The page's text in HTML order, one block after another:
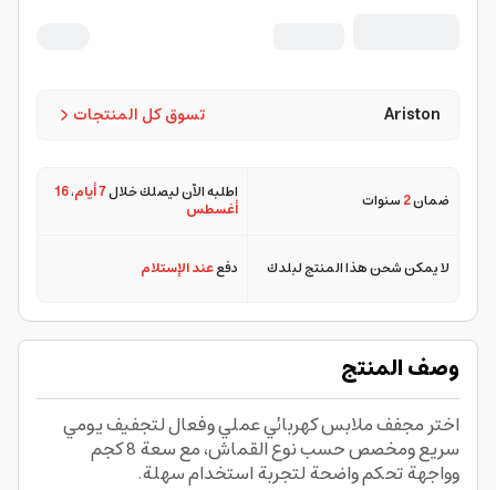
تسوق كل المنتجات Ariston
ضمان2سنوات اطلبه الآن ليصلك خلال7 أيام ،16
أغسطس
لا يمكن شحن هذا المنتج لبلدك دفععند الإستلام
وصف المنتج
اختر مجفف ملابس كهربائي عملي وفعال لتجفيف يومي
سريع ومخصص حسب نوع القماش، مع سعة 8 كجم
وواجهة تحكم واضحة لتجربة استخدام سهلة.